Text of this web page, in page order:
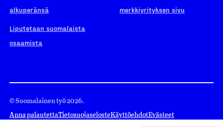
alkuperänsä
Liputetaan suomalaista
osaamista
merkkiyrityksen sivu
© Suomalainen työ 2026.
Anna palautettaTietosuojaselosteKäyttöehdotEvästeet